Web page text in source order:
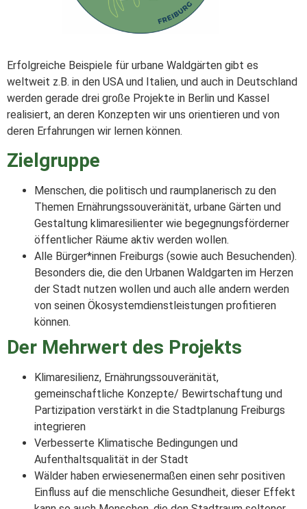
Erfolgreiche Beispiele für urbane Waldgärten gibt es
weltweit z.B. in den USA und Italien, und auch in Deutschland
werden gerade drei große Projekte in Berlin und Kassel
realisiert, an deren Konzepten wir uns orientieren und von
deren Erfahrungen wir lernen können.
Zielgruppe
Menschen, die politisch und raumplanerisch zu den
Themen Ernährungssouveränität, urbane Gärten und
Gestaltung klimaresilienter wie begegnungsförderner
öffentlicher Räume aktiv werden wollen.
Alle Bürger*innen Freiburgs (sowie auch Besuchenden).
Besonders die, die den Urbanen Waldgarten im Herzen
der Stadt nutzen wollen und auch alle andern werden
von seinen Ökosystemdienstleistungen profitieren
können.
Der Mehrwert des Projekts
Klimaresilienz, Ernährungssouveränität,
gemeinschaftliche Konzepte/ Bewirtschaftung und
Partizipation verstärkt in die Stadtplanung Freiburgs
integrieren
Verbesserte Klimatische Bedingungen und
Aufenthaltsqualität in der Stadt
Wälder haben erwiesenermaßen einen sehr positiven
Einfluss auf die menschliche Gesundheit, dieser Effekt